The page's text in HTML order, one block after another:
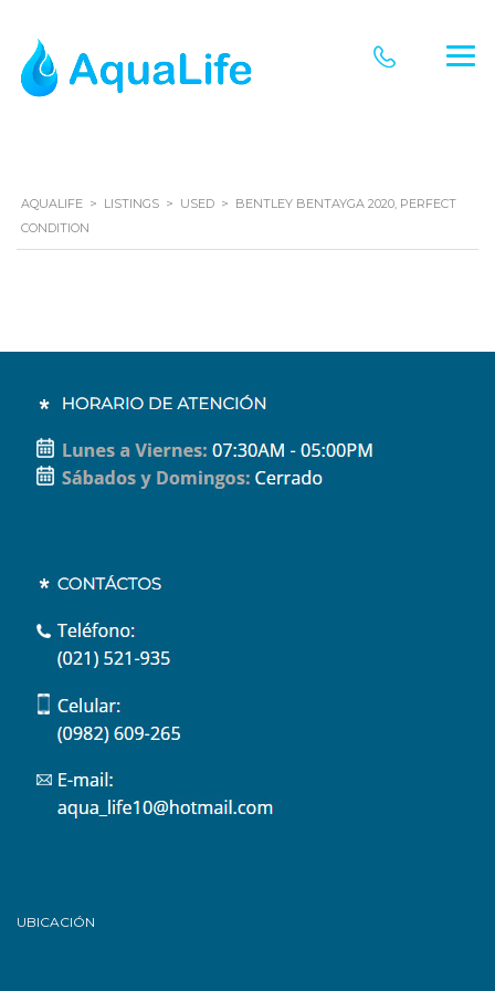
AQUALIFE > LISTINGS > USED > BENTLEY BENTAYGA 2020, PERFECT
CONDITION
UBICACIÓN